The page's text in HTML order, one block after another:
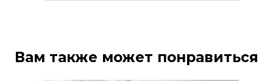
Вам также может понравиться